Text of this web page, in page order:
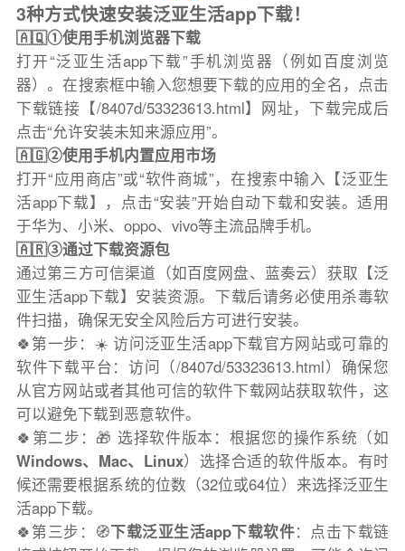
3种方式快速安装泛亚生活app下载！
🇦🇶①使用手机浏览器下载
打开“泛亚生活app下载”手机浏览器（例如百度浏览
器）。在搜索框中输入您想要下载的应用的全名，点击
下载链接【/8407d/53323613.html】网址，下载完成后
点击“允许安装未知来源应用”。
🇦🇬②使用手机内置应用市场
打开“应用商店”或“软件商城”，在搜索中输入【泛亚生
活app下载】，点击“安装”开始自动下载和安装。适用
于华为、小米、oppo、vivo等主流品牌手机。
🇦🇷③通过下载资源包
通过第三方可信渠道（如百度网盘、蓝奏云）获取【泛
亚生活app下载】安装资源。下载后请务必使用杀毒软
件扫描，确保无安全风险后方可进行安装。
🍀第一步：☀️ 访问泛亚生活app下载官方网站或可靠的
软件下载平台：访问（/8407d/53323613.html）确保您
从官方网站或者其他可信的软件下载网站获取软件，这
可以避免下载到恶意软件。
🍀第二步：🎁 选择软件版本：根据您的操作系统（如
Windows、Mac、Linux）选择合适的软件版本。有时
候还需要根据系统的位数（32位或64位）来选择泛亚生
活app下载。
🍀第三步：🧭下载泛亚生活app下载软件：点击下载链